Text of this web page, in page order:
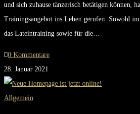
und sich zuhause tänzerisch betätigen können,
Trainingsangebot ins Leben gerufen. Sowohl
das Lateintraining sowie für die…
0 Kommentare
28. Januar 2021
Allgemein